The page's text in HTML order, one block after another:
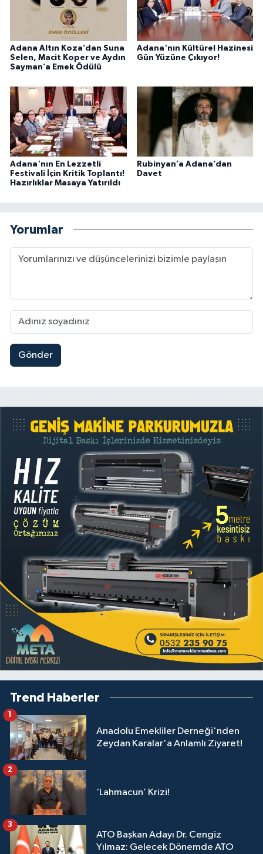
Adana Altın Koza’dan Suna
Selen, Macit Koper ve Aydın
Sayman’a Emek Ödülü
Adana'nın Kültürel Hazinesi
Gün Yüzüne Çıkıyor!
Adana'nın En Lezzetli
Festivali İçin Kritik Toplantı!
Hazırlıklar Masaya Yatırıldı
Rubinyan’a Adana’dan
Davet
Yorumlar
Gönder
Trend Haberler
Anadolu Emekliler Derneği'nden
Zeydan Karalar'a Anlamlı Ziyaret!
‘Lahmacun’ Krizi!
2
ATO Başkan Adayı Dr. Cengiz
Yılmaz: Gelecek Dönemde ATO
3